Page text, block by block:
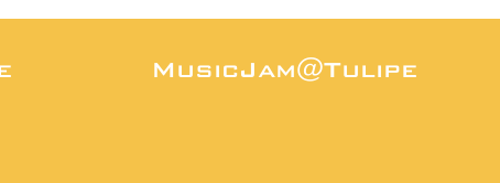
MusicJam@Tulipe